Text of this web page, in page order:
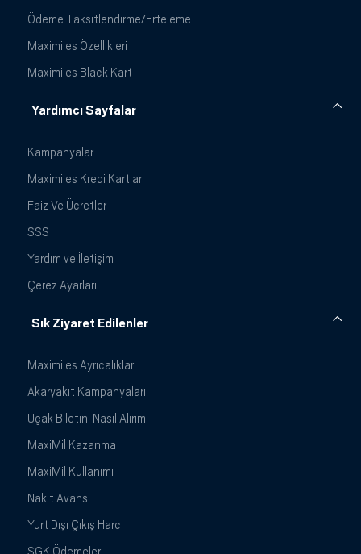
Ödeme Taksitlendirme/Erteleme
Maximiles Özellikleri
Maximiles Black Kart
Yardımcı Sayfalar
Kampanyalar
Maximiles Kredi Kartları
Faiz Ve Ücretler
SSS
Yardım ve İletişim
Çerez Ayarları
Sık Ziyaret Edilenler
Maximiles Ayrıcalıkları
Akaryakıt Kampanyaları
Uçak Biletini Nasıl Alırım
MaxiMil Kazanma
MaxiMil Kullanımı
Nakit Avans
Yurt Dışı Çıkış Harcı
SGK Ödemeleri